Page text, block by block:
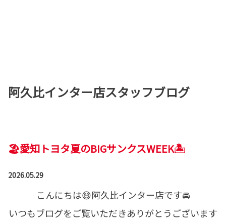
阿久比インター店スタッフブログ
🏖️愛知トヨタ夏のBIGサンクスWEEK🏝️
2026.05.29
こんにちは😄阿久比インター店です🚘
いつもブログをご覧いただきありがとうございます